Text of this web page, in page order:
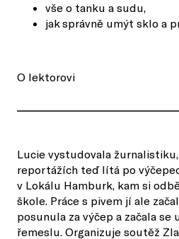
vše o tanku a sudu,
jak správně umýt sklo a
O lektorovi
Lucie vystudovala
reportážích teď lítá po
v Lokálu Hamburk, kam si
škole. Práce s pivem jí ale
posunula za výčep a začala se
řemeslu. Organizuje soutěž